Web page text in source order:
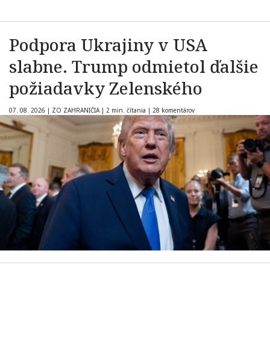
Podpora Ukrajiny v USA
slabne. Trump odmietol ďalšie
požiadavky Zelenského
07. 08. 2026 | ZO ZAHRANIČIA | 2 min. čítania | 28 komentárov